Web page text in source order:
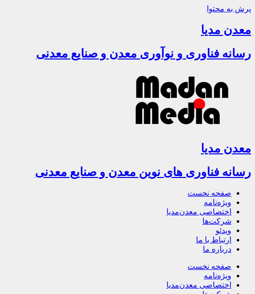
پرش به محتوا
معدن مدیا
رسانه فناوری و نوآوری معدن و صنایع معدنی
معدن مدیا
رسانه فناوری های نوین معدن و صنایع معدنی
صفحه نخست
ویژه‌نامه
اختصاصی معدن‌مدیا
شرکت‌ها
ویدئو
ارتباط با ما
درباره ما
صفحه نخست
ویژه‌نامه
اختصاصی معدن‌مدیا